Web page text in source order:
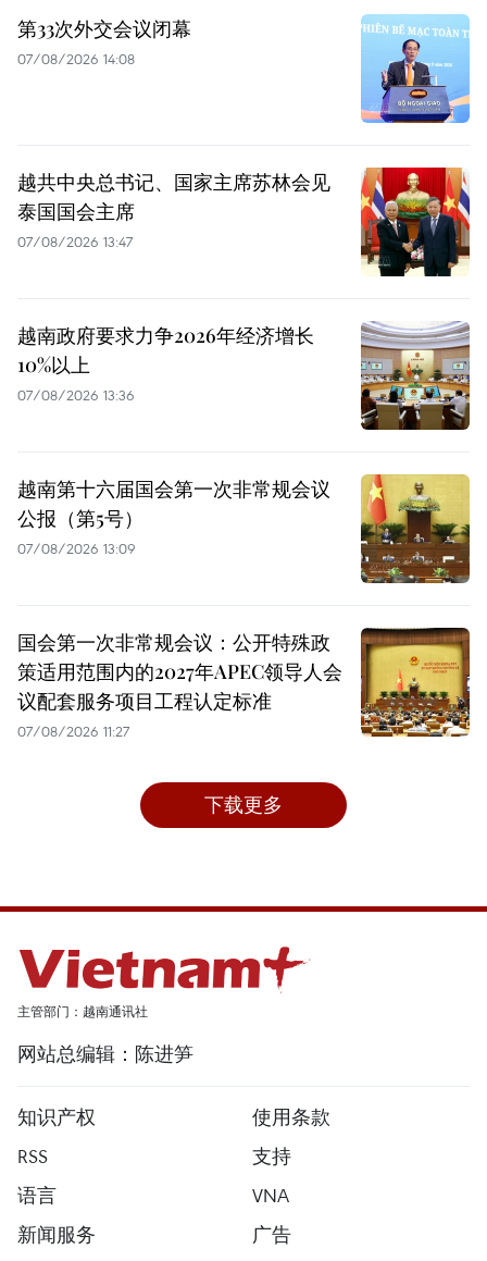
第33次外交会议闭幕
07/08/2026 14:08
越共中央总书记、国家主席苏林会见
泰国国会主席
07/08/2026 13:47
越南政府要求力争2026年经济增长
10%以上
07/08/2026 13:36
越南第十六届国会第一次非常规会议
公报（第5号）
07/08/2026 13:09
国会第一次非常规会议：公开特殊政
策适用范围内的2027年APEC领导人会
议配套服务项目工程认定标准
07/08/2026 11:27
下载更多
主管部门：越南通讯社
网站总编辑：陈进笋
知识产权
使用条款
RSS
支持
语言
VNA
新闻服务
广告